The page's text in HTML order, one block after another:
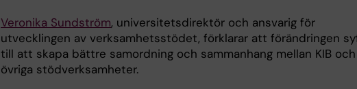
Veronika Sundström, universitetsdirektör och ansvarig för
utvecklingen av verksamhetsstödet, förklarar att förändringen
till att skapa bättre samordning och sammanhang mellan KIB och
övriga stödverksamheter.